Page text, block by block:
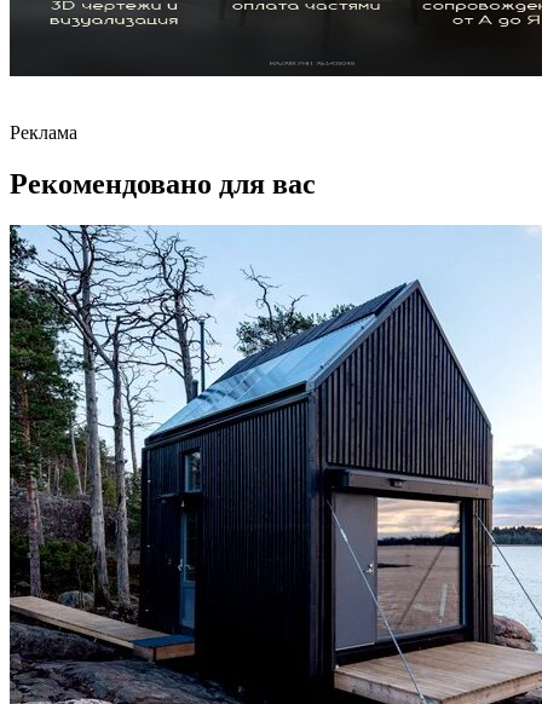
Реклама
Рекомендовано для вас